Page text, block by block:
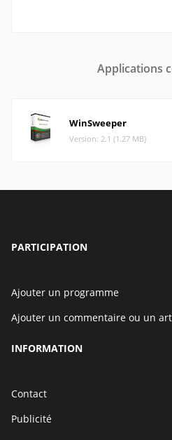
Applications
WinSweeper
Version: 2.1 (1.27 MB)
PARTICIPATION
Ajouter un programme
Ajouter un commentaire ou un
INFORMATION
Contact
Publicité